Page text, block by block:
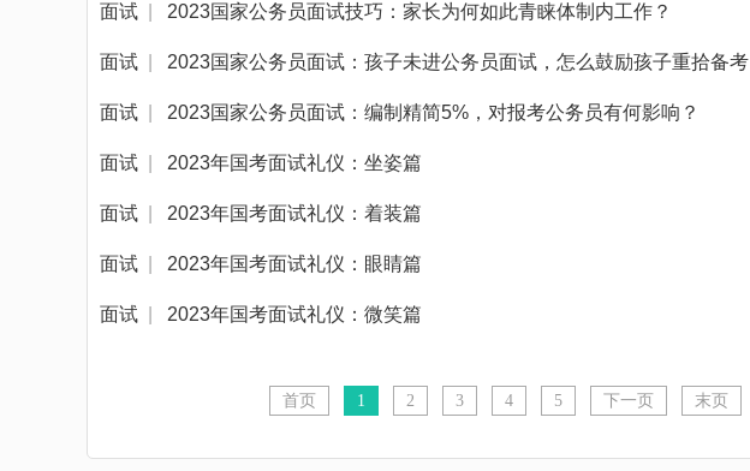
面试 2023国家公务员面试技巧：家长为何如此青睐体制内工作？
面试 2023国家公务员面试：孩子未进公务员面试，怎么鼓励孩子重拾备考
面试 2023国家公务员面试：编制精简5%，对报考公务员有何影响？
面试 2023年国考面试礼仪：坐姿篇
面试 2023年国考面试礼仪：着装篇
面试 2023年国考面试礼仪：眼睛篇
面试 2023年国考面试礼仪：微笑篇
首页 1 2 3 4 5 下一页 末页